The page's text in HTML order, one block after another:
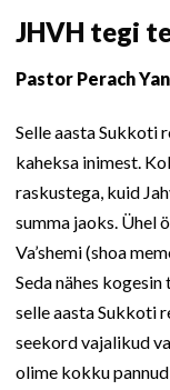
JHVH tegi
Pastor Perach
Selle aasta Sukkoti
kaheksa inimest.
raskustega, kuid
summa jaoks. Ühel
Va’shemi (shoa
Seda nähes
selle aasta Sukkoti
seekord vajalikud
olime kokku